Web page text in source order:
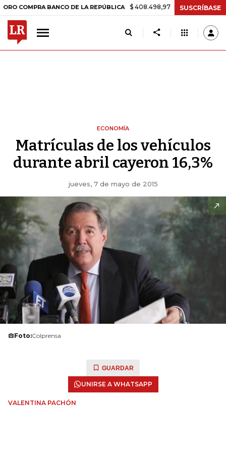
BANCO DE LA REPÚBLICA $ 408.498,97 +$ 8.753,81 +2,19%
SUSCRÍBASE
ECONOMÍA
Matrículas de los vehículos
durante abril cayeron 16,3%
jueves, 7 de mayo de 2015
Foto:Colprensa
GUARDAR
UNIRSE A WHATSAPP
VALENTINA PACHÓN